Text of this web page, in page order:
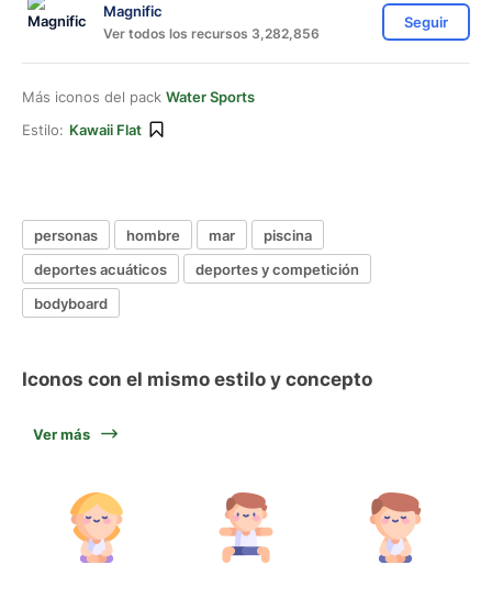
Magnific
Ver todos los recursos 3,282,856
Seguir
Más iconos del pack Water Sports
Estilo: Kawaii Flat
personas hombre mar
piscina
deportes acuáticos
deportes y competición
bodyboard
Iconos con el mismo estilo y concepto
Ver más